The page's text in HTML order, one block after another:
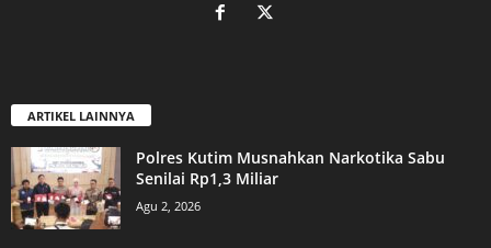
ARTIKEL LAINNYA
Polres Kutim Musnahkan Narkotika Sabu
Senilai Rp1,3 Miliar
Agu 2, 2026